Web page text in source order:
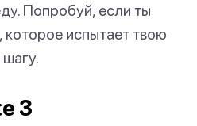
Попробуй, если ты
испытает твою
3